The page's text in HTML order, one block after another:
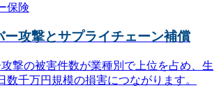
保険
ー攻撃とサプライチェーン補償
撃の被害件数が業種別で上位を占め、生
数千万円規模の損害につながります。